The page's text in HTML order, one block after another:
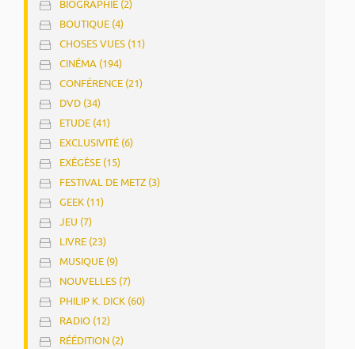
BIOGRAPHIE (2)
BOUTIQUE (4)
CHOSES VUES (11)
CINÉMA (194)
CONFÉRENCE (21)
DVD (34)
ETUDE (41)
EXCLUSIVITÉ (6)
EXÉGÈSE (15)
FESTIVAL DE METZ (3)
GEEK (11)
JEU (7)
LIVRE (23)
MUSIQUE (9)
NOUVELLES (7)
PHILIP K. DICK (60)
RADIO (12)
RÉÉDITION (2)